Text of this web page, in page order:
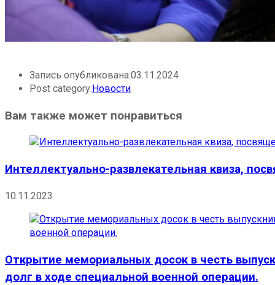
Запись опубликована:03.11.2024
Post category:Новости
Вам также может понравиться
Интеллектуально-развлекательная квиза,
10.11.2023
Открытие мемориальных досок в честь
долг в ходе специальной военной операции.